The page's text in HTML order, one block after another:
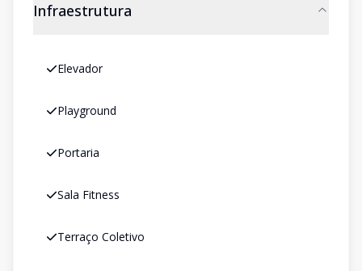
Infraestrutura
Elevador
Playground
Portaria
Sala Fitness
Terraço Coletivo